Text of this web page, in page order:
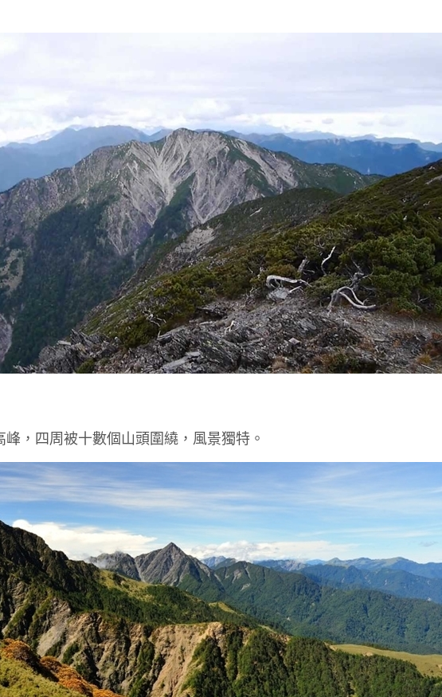
，四周被十數個山頭圍繞，風景獨特。